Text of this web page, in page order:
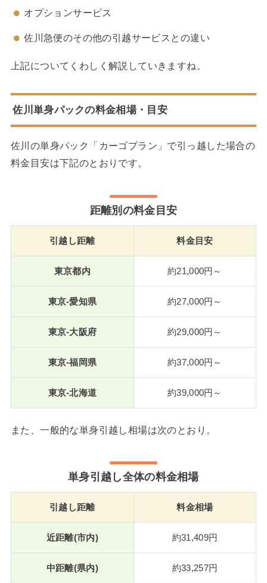
オプションサービス
佐川急便のその他の引越サービスとの違い
上記についてくわしく解説していきますね。
佐川単身パックの料金相場・目安
佐川の単身パック「カーゴプラン」で引っ越した場合の
料金目安は下記のとおりです。
距離別の料金目安
引越し距離 料金目安
東京都内 約21,000円～
東京-愛知県 約27,000円～
東京-大阪府 約29,000円～
東京-福岡県 約37,000円～
東京-北海道 約39,000円～
また、一般的な単身引越し相場は次のとおり。
単身引越し全体の料金相場
引越し距離 料金相場
近距離(市内) 約31,409円
中距離(県内) 約33,257円